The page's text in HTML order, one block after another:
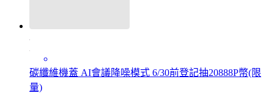
碳纖維機蓋 AI會議降噪模式 6/30前登記抽20888P幣(限
量)